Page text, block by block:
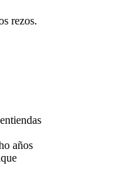
rezos.
años